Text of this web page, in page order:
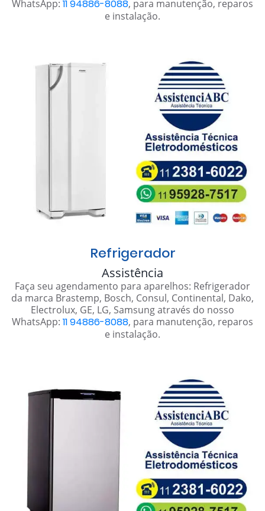
WhatsApp: 11 94886-8088, para manutenção, reparos
e instalação.
Refrigerador
Assistência
Faça seu agendamento para aparelhos: Refrigerador
da marca Brastemp, Bosch, Consul, Continental, Dako,
Electrolux, GE, LG, Samsung através do nosso
WhatsApp: 11 94886-8088, para manutenção, reparos
e instalação.